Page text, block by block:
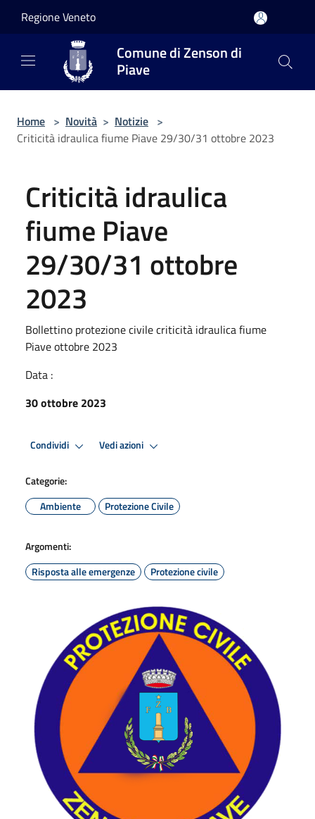
Regione Veneto
Comune di Zenson di
Piave
Home > Novità > Notizie >
Criticità idraulica fiume Piave 29/30/31 ottobre 2023
Criticità idraulica
fiume Piave
29/30/31 ottobre
2023
Bollettino protezione civile criticità idraulica fiume
Piave ottobre 2023
Data :
30 ottobre 2023
Condividi Vedi azioni
Categorie:
Ambiente
Protezione Civile
Argomenti:
Risposta alle emergenze
Protezione civile